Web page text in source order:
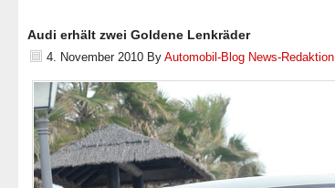
Audi erhält zwei Goldene Lenkräder
4. November 2010 By Automobil-Blog News-Redaktion